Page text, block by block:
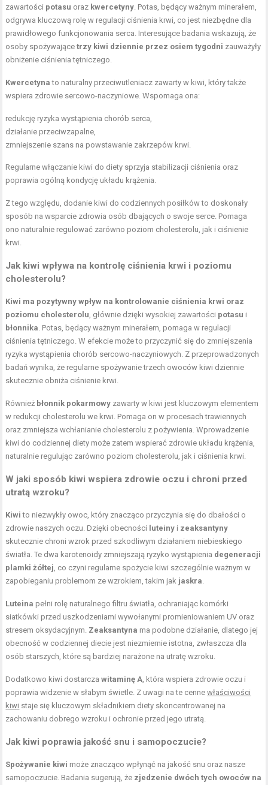
zawartości potasu oraz kwercetyny . Potas, będący ważnym minerałem,
odgrywa kluczową rolę w regulacji ciśnienia krwi, co jest niezbędne dla
prawidłowego funkcjonowania serca. Interesujące badania wskazują, że
osoby spożywającetrzy kiwi dziennie przez osiem tygodni zauważyły
obniżenie ciśnienia tętniczego.
Kwercetyna to naturalny przeciwutleniacz zawarty w kiwi, który także
wspiera zdrowie sercowo-naczyniowe. Wspomaga ona:
redukcję ryzyka wystąpienia chorób serca,
działanie przeciwzapalne,
zmniejszenie szans na powstawanie zakrzepów krwi.
Regularne włączanie kiwi do diety sprzyja stabilizacji ciśnienia oraz
poprawia ogólną kondycję układu krążenia.
Z tego względu, dodanie kiwi do codziennych posiłków to doskonały
sposób na wsparcie zdrowia osób dbających o swoje serce. Pomaga
ono naturalnie regulować zarówno poziom cholesterolu, jak i ciśnienie
krwi.
Jak kiwi wpływa na kontrolę ciśnienia krwi i poziomu
cholesterolu?
Kiwi ma pozytywny wpływ na kontrolowanie ciśnienia krwi oraz
poziomu cholesterolu , głównie dzięki wysokiej zawartości potasu i
błonnika . Potas, będący ważnym minerałem, pomaga w regulacji
ciśnienia tętniczego. W efekcie może to przyczynić się do zmniejszenia
ryzyka wystąpienia chorób sercowo-naczyniowych. Z przeprowadzonych
badań wynika, że regularne spożywanie trzech owoców kiwi dziennie
skutecznie obniża ciśnienie krwi.
Również błonnik pokarmowy zawarty w kiwi jest kluczowym elementem
w redukcji cholesterolu we krwi. Pomaga on w procesach trawiennych
oraz zmniejsza wchłanianie cholesterolu z pożywienia. Wprowadzenie
kiwi do codziennej diety może zatem wspierać zdrowie układu krążenia,
naturalnie regulując zarówno poziom cholesterolu, jak i ciśnienia krwi.
W jaki sposób kiwi wspiera zdrowie oczu i chroni przed
utratą wzroku?
Kiwi to niezwykły owoc, który znacząco przyczynia się do dbałości o
zdrowie naszych oczu. Dzięki obecności luteiny i zeaksantyny
skutecznie chroni wzrok przed szkodliwym działaniem niebieskiego
światła. Te dwa karotenoidy zmniejszają ryzyko wystąpienia degeneracji
plamki żółtej , co czyni regularne spożycie kiwi szczególnie ważnym w
zapobieganiu problemom ze wzrokiem, takim jak jaskra
Luteina pełni rolę naturalnego filtru światła, ochraniając komórki
siatkówki przed uszkodzeniami wywołanymi promieniowaniem UV oraz
stresem oksydacyjnym. Zeaksantyna ma podobne działanie, dlatego jej
obecność w codziennej diecie jest niezmiernie istotna, zwłaszcza dla
osób starszych, które są bardziej narażone na utratę wzroku.
Dodatkowo kiwi dostarczawitaminę A , która wspiera zdrowie oczu i
poprawia widzenie w słabym świetle. Z uwagi na te cennewłaściwości
kiwi staje się kluczowym składnikiem diety skoncentrowanej na
zachowaniu dobrego wzroku i ochronie przed jego utratą.
Jak kiwi poprawia jakość snu i samopoczucie?
Spożywanie kiwi może znacząco wpłynąć na jakość snu oraz nasze
samopoczucie. Badania sugerują, że zjedzenie dwóch tych owoców na